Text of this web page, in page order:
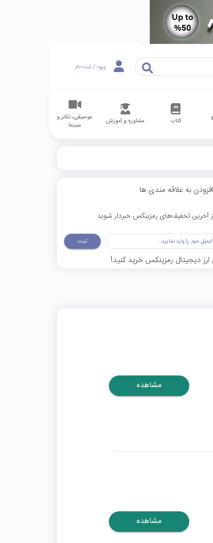
ورود / ثبت نام
کتاب مشاوره و آموزش
موسیقی، تئاتر و
سینما
افزودن به علاقه مندی ها
آخرین تخفیف‌های رمزینکس خبردار شوید
ثبت
دیجیتال رمزینکس خرید کنید!
مشاهده
مشاهده